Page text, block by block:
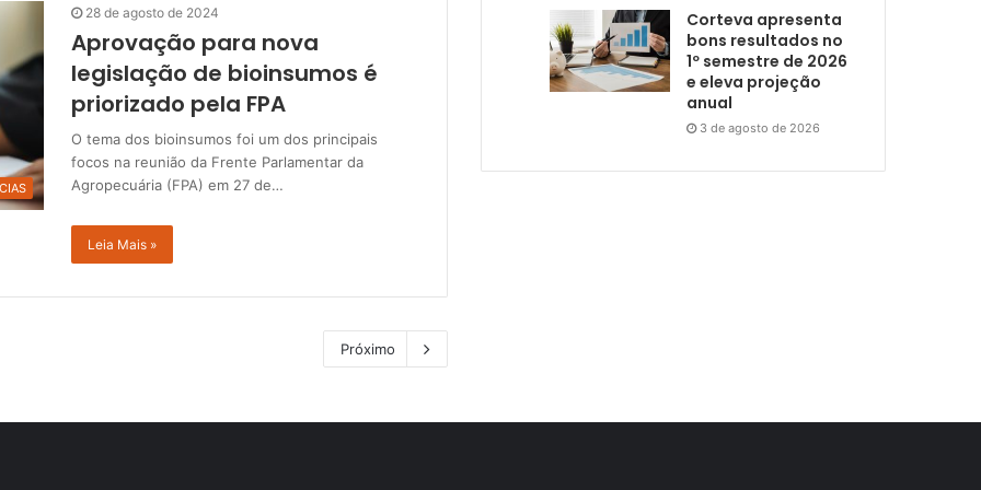
28 de agosto de 2024
Aprovação para nova
legislação de bioinsumos é
priorizado pela FPA
O tema dos bioinsumos foi um dos principais
focos na reunião da Frente Parlamentar da
Agropecuária (FPA) em 27 de…
Leia Mais »
Próximo
Corteva apresenta
bons resultados no
1º semestre de 2026
e eleva projeção
anual
3 de agosto de 2026